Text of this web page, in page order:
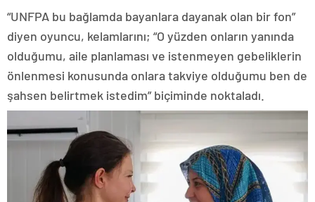
“UNFPA bu bağlamda bayanlara dayanak olan bir fon”
diyen oyuncu, kelamlarını; “O yüzden onların yanında
olduğumu, aile planlaması ve istenmeyen gebeliklerin
önlenmesi konusunda onlara takviye olduğumu ben de
şahsen belirtmek istedim” biçiminde noktaladı.